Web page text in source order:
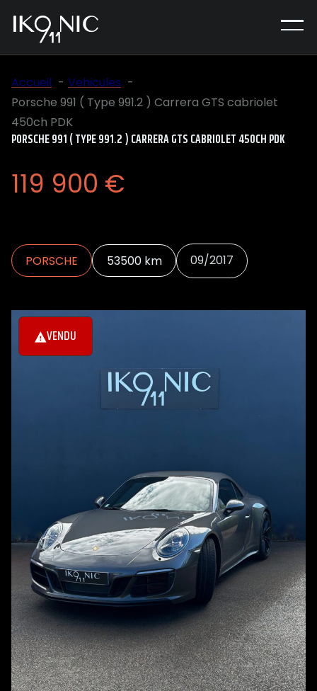
Accueil
Vehicules
Porsche 991 ( Type 991.2 ) Carrera GTS cabriolet
450ch PDK
PORSCHE 991 ( TYPE 991.2 ) CARRERA GTS CABRIOLET 450CH PDK
119 900 €
PORSCHE 53500 km 09/2017
VENDU